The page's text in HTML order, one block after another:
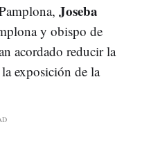
Joseba
y obispo de
acordado reducir la
exposición de la